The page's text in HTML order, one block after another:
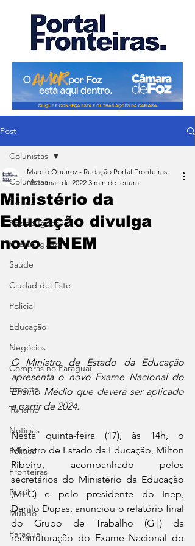
Post
Colunistas
Paraná
Foz do Iguaçu
Puerto Iguazu
Saúde
Ciudad del Este
Policial
Educação
Negócios
Compras no Paraguai
Esporte
Turismo
Notícias
Política
Fronteiras
Brasil
Mundo
Paraguai
Colunistas
Ministério da
Educação divulga
novo ENEM
Marcio Queiroz - Redação Portal Fronteiras
18 de mar. de 2022 3 min de leitura
O Ministro de Estado da Educação
apresenta o novo Exame Nacional do
Ensino Médio que deverá ser aplicado
a partir de 2024.
Nesta quinta-feira (17), às 14h, o
Ministro de Estado da Educação, Milton
Ribeiro, acompanhado pelos
secretários do Ministério da Educação
(MEC) e pelo presidente do Inep,
Danilo Dupas, anunciou o relatório final
do Grupo de Trabalho (GT) da
reestruturação do Exame Nacional do